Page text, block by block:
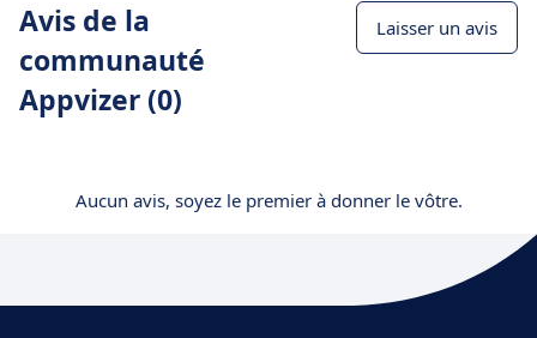
Avis de la
communauté
Appvizer (0)
Laisser un avis
Aucun avis, soyez le premier à donner le vôtre.